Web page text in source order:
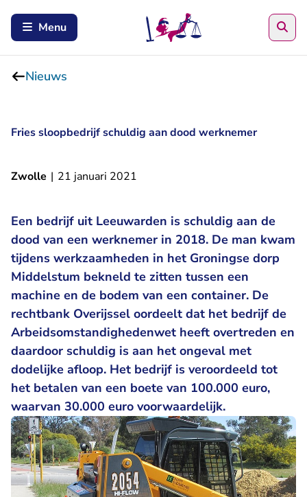
Menu
Nieuws
Fries sloopbedrijf schuldig aan dood werknemer
Zwolle | 21 januari 2021
Een bedrijf uit Leeuwarden is schuldig aan de
dood van een werknemer in 2018. De man kwam
tijdens werkzaamheden in het Groningse dorp
Middelstum bekneld te zitten tussen een
machine en de bodem van een container. De
rechtbank Overijssel oordeelt dat het bedrijf de
Arbeidsomstandighedenwet heeft overtreden en
daardoor schuldig is aan het ongeval met
dodelijke afloop. Het bedrijf is veroordeeld tot
het betalen van een boete van 100.000 euro,
waarvan 30.000 euro voorwaardelijk.